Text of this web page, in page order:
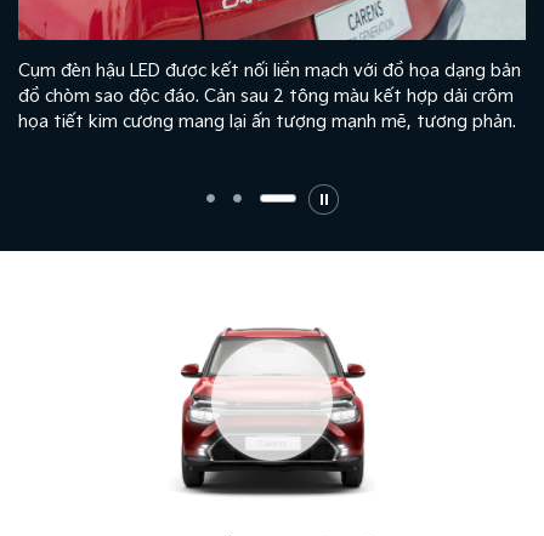
Cụm đèn hậu LED được kết nối liền mạch với đồ họa dạng bản
đồ chòm sao độc đáo. Cản sau 2 tông màu kết hợp dải crôm
họa tiết kim cương mang lại ấn tượng mạnh mẽ, tương phản.